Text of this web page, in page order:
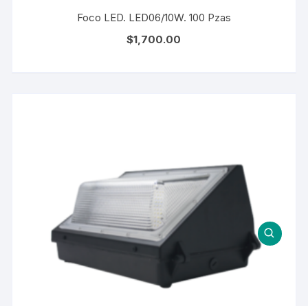
Foco LED. LED06/10W. 100 Pzas
$1,700.00